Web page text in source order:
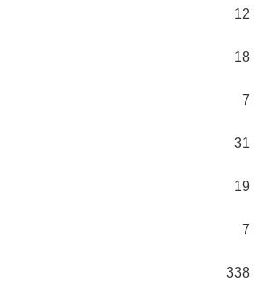
12
18
7
31
19
7
338